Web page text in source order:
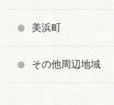
美浜町
その他周辺地域